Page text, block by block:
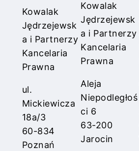
Kowalak
Jędrzejewsk
a i Partnerzy
Kancelaria
Prawna
ul.
Mickiewicza
18a/3
60-834
Poznań
Kowalak
Jędrzejewsk
a i Partnerzy
Kancelaria
Prawna
Aleja
Niepodległoś
ci 6
63-200
Jarocin